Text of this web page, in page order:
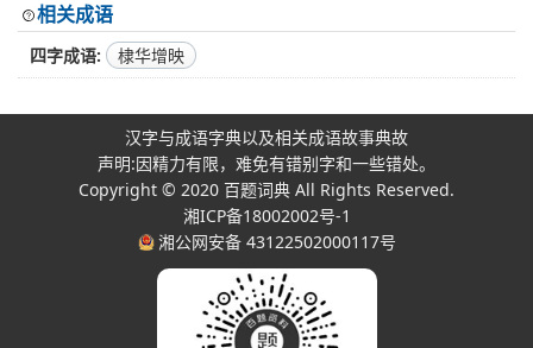
相关成语
四字成语 棣华增映
汉字与成语字典以及相关成语故事典故
声明:因精力有限，难免有错别字和一些错处。
Copyright © 2020 百题词典 All Rights Reserved.
湘ICP备18002002号-1
湘公网安备 43122502000117号